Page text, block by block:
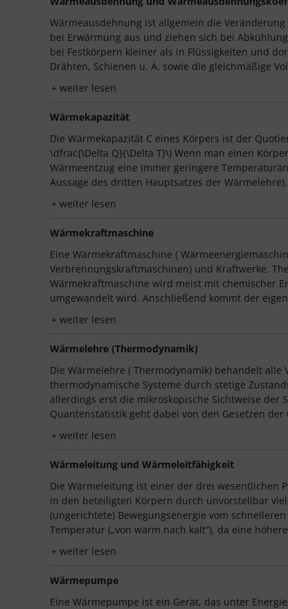
Wärmeausdehnung ist allgemein die
bei Erwärmung aus und ziehen sich bei
bei Festkörpern kleiner als in Flüssigkeiten und
Drähten, Schienen u. Ä. sowie die gleichmäßige
weiter lesen
Wärmekapazität
Die Wärmekapazität C eines Körpers ist der
\dfrac{\Delta Q}{\Delta T}\) Wenn man einen
Wärmeentzug eine immer geringere
Aussage des dritten Hauptsatzes der
weiter lesen
Wärmekraftmaschine
Eine Wärmekraftmaschine (
Verbrennungskraftmaschinen) und Kraftwerke.
Wärmekraftmaschine wird meist mit chemischer
umgewandelt wird. Anschließend kommt der
weiter lesen
Wärmelehre (Thermodynamik)
Die Wärmelehre ( Thermodynamik) behandelt
thermodynamische Systeme durch stetige
allerdings erst die mikroskopische Sichtweise der
Quantenstatistik geht dabei von den Gesetzen
weiter lesen
Wärmeleitung und Wärmeleitfähigkeit
Die Wärmeleitung ist einer der drei wesentlichen
in den beteiligten Körpern durch unvorstellbar
(ungerichtete) Bewegungsenergie vom
Temperatur („von warm nach kalt“), da eine
weiter lesen
Wärmepumpe
Eine Wärmepumpe ist ein Gerät, das unter